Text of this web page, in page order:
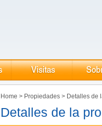
Home > Propiedades > Detalles de
Detalles de la